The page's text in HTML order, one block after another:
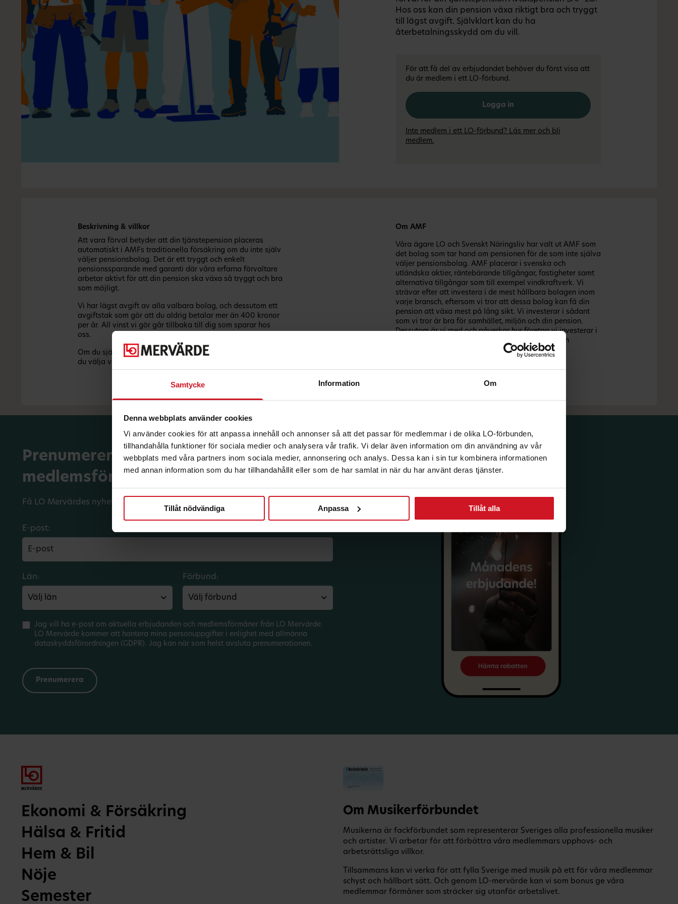
Samtycke Information Om
Denna webbplats använder cookies
Vi använder cookies för att anpassa innehåll och annonser så att det passar för medlemmar i de olika LO-förbunden,
tillhandahålla funktioner för sociala medier och analysera vår trafik. Vi delar även information om din användning av vår
webbplats med våra partners inom sociala medier, annonsering och analys. Dessa kan i sin tur kombinera informationen
med annan information som du har tillhandahållit eller som de har samlat in när du har använt deras tjänster.
Tillåt nödvändiga Anpassa Tillåt alla
Hos oss kan din pension växa riktigt bra och tryggt
till lägst avgift. Självklart kan du ha
återbetalningsskydd om du vill.
För att få del av erbjudandet behöver du först visa att
du är medlem i ett LO-förbund.
Logga in
Inte medlem i ett LO-förbund? Läs mer och bli
medlem.
Beskrivning & villkor
Att vara förval betyder att din tjänstepension placeras
automatiskt i AMFs traditionella försäkring om du inte själv
väljer pensionsbolag. Det är ett tryggt och enkelt
pensionssparande med garanti där våra erfarna förvaltare
arbetar aktivt för att din pension ska växa så tryggt och bra
som möjligt. ​
Vi har lägst avgift av alla valbara bolag, och dessutom ett
avgiftstak som gör att du aldrig betalar mer än 400 kronor
per år. All vinst vi gör går tillbaka till dig som sparar hos
oss.​
Om du själv vill påverka din möjlighet till högre pension kan
du välja vår fondförsäkring. ​Även den har låga avgifter.​
Om AMF
Våra ägare LO och Svenskt Näringsliv har valt ut AMF som
det bolag som tar hand om pensionen för de som inte själva
väljer pensionsbolag. AMF placerar i svenska och
utländska aktier, räntebärande tillgångar, fastigheter samt
alternativa tillgångar som till exempel vindkraftverk. Vi
strävar efter att investera i de mest hållbara bolagen inom
varje bransch, eftersom vi tror att dessa bolag kan få din
pension att växa mest på lång sikt. Vi investerar i sådant
som vi tror är bra för samhället, miljön och din pension.
Dessutom är vi med och påverkar hur företag vi investerar i
faktiskt arbetar med klimatfrågor, jämställdhet och
amf.se
Prenumerera på dina
medlemsförmåner.
Få LO Mervärdes nyhetsbrev varje månad till din inkorg.
E-post:
Län: Förbund:
Jag vill ha e-post om aktuella erbjudanden och medlemsförmåner från LO Mervärde.
LO Mervärde kommer att hantera mina personuppgifter i enlighet med allmänna
dataskyddsförordningen (GDPR). Jag kan när som helst avsluta prenumerationen.
Ekonomi & Försäkring
Hälsa & Fritid
Hem & Bil
Nöje
Semester
Om Musikerförbundet
Musikerna är fackförbundet som representerar Sveriges alla professionella musiker
och artister. Vi arbetar för att förbättra våra medlemmars upphovs- och
arbetsrättsliga villkor.
Tillsammans kan vi verka för att fylla Sverige med musik på ett för våra medlemmar
schyst och hållbart sätt. Och genom LO-mervärde kan vi som bonus ge våra
medlemmar förmåner som sträcker sig utanför arbetslivet.